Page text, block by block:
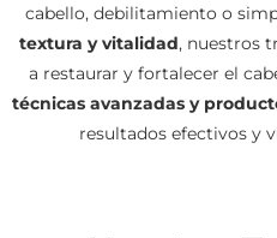
cabello, debilitamiento o
textura y vitalidad, nuestros
a restaurar y fortalecer el
técnicas avanzadas y
resultados efectivos y